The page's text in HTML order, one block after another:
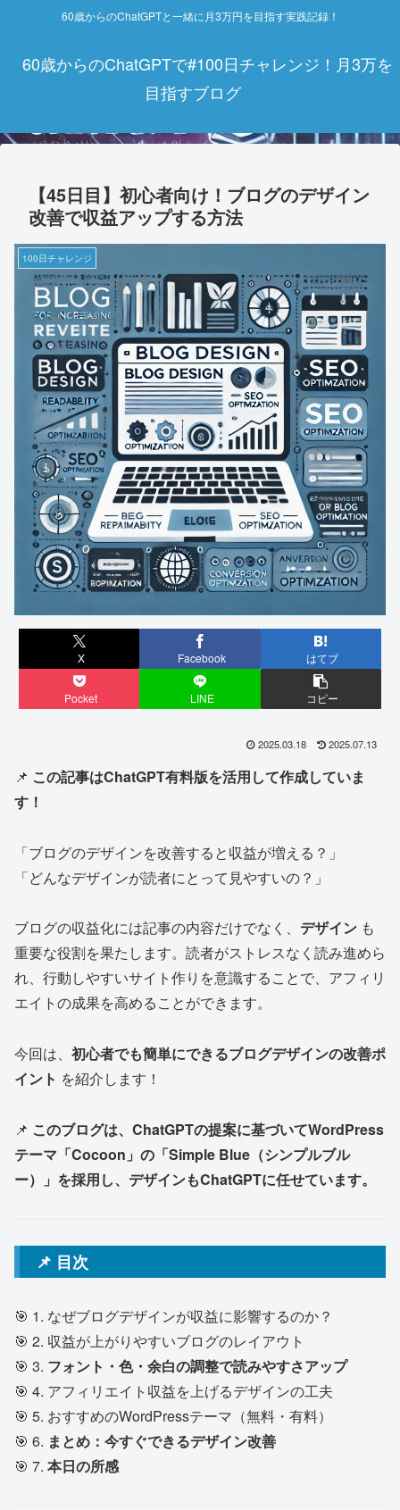
60歳からのChatGPTと一緒に月3万円を目指す実践記録！
60歳からのChatGPTで#100日チャレンジ！月3万を
目指すブログ
【45日目】初心者向け！ブログのデザイン
改善で収益アップする方法
100日チャレンジ
X Facebook はてブ
Pocket LINE コピー
2025.03.18 2025.07.13
📌 この記事はChatGPT有料版を活用して作成していま
す！
「ブログのデザインを改善すると収益が増える？」
「どんなデザインが読者にとって見やすいの？」
ブログの収益化には記事の内容だけでなく、 デザイン も
重要な役割を果たします。読者がストレスなく読み進めら
れ、行動しやすいサイト作りを意識することで、アフィリ
エイトの成果を高めることができます。
今回は、 初心者でも簡単にできるブログデザインの改善ポ
イント を紹介します！
📌 このブログは、ChatGPTの提案に基づいてWordPress
テーマ「Cocoon」の「Simple Blue（シンプルブル
ー）」を採用し、デザインもChatGPTに任せています。
📌 目次
🎯 1. なぜブログデザインが収益に影響するのか？
🎯 2. 収益が上がりやすいブログのレイアウト
🎯 3. フォント・色・余白の調整で読みやすさアップ
🎯 4. アフィリエイト収益を上げるデザインの工夫
🎯 5. おすすめのWordPressテーマ（無料・有料）
🎯 6. まとめ：今すぐできるデザイン改善
🎯 7. 本日の所感